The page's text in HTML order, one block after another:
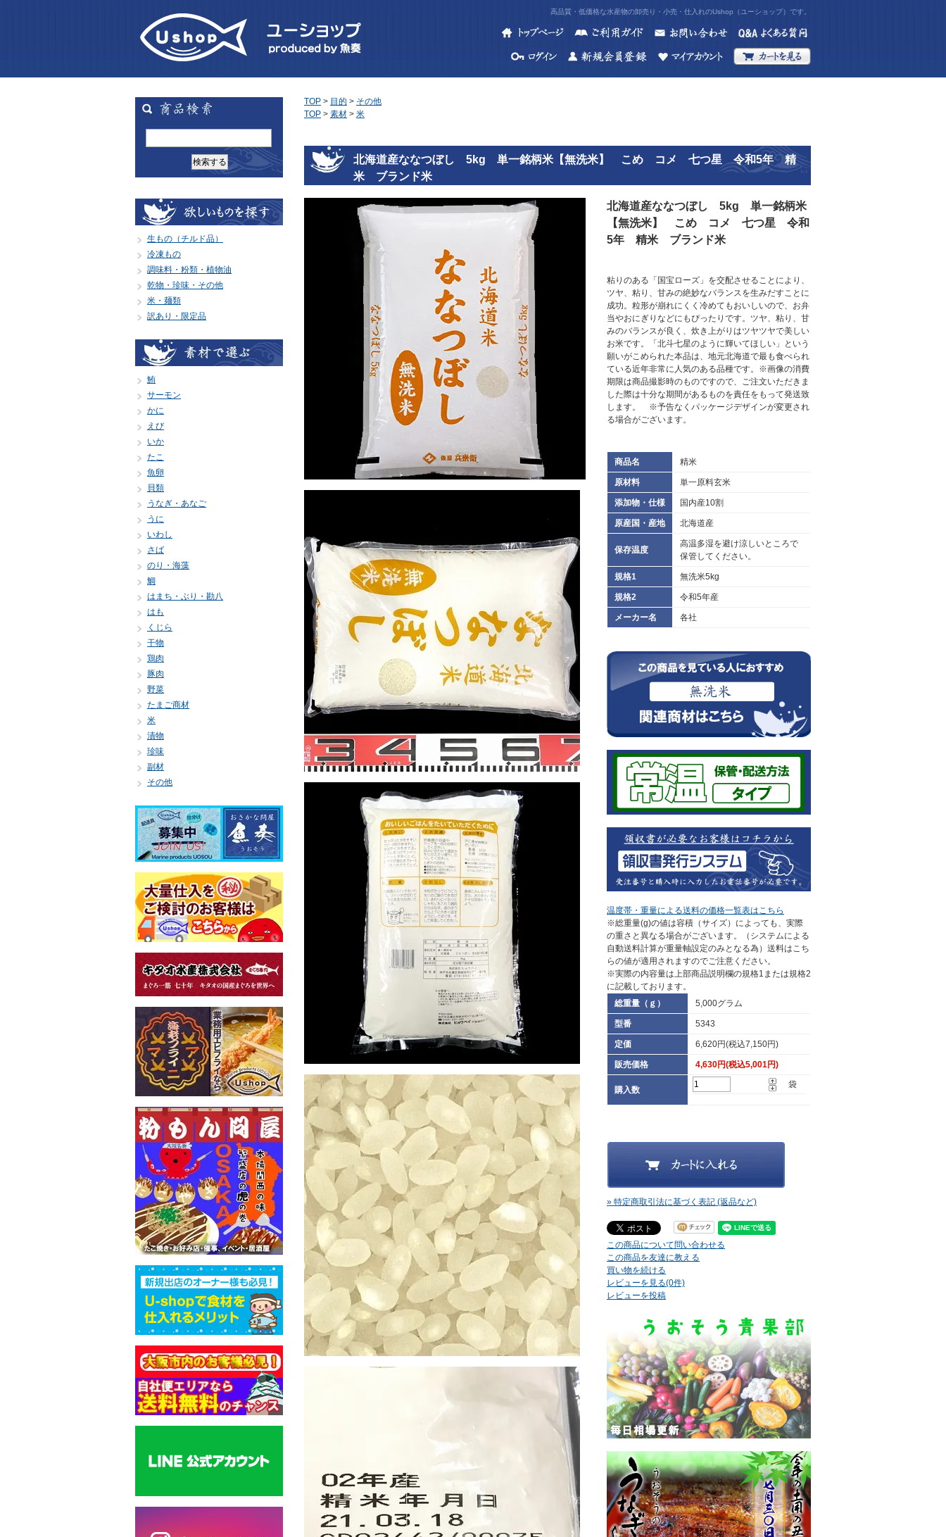
高品質・低価格な水産物の卸売り・小売・仕入れのUshop（ユーショップ）です。
生もの（チルド品）
冷凍もの
調味料・粉類・植物油
乾物・珍味・その他
米・麺類
訳あり・限定品
鮪
サーモン
かに
えび
いか
たこ
魚卵
貝類
うなぎ・あなご
うに
いわし
さば
のり・海藻
鯛
はまち・ぶり・勘八
はも
くじら
干物
鶏肉
豚肉
野菜
たまご商材
米
漬物
珍味
副材
その他
TOP > 目的 > その他
TOP > 素材 > 米
北海道産ななつぼし 5kg 単一銘柄米【無洗米】 こめ コメ 七つ星 令和5年 精
米 ブランド米
北海道産ななつぼし 5kg 単一銘柄米
【無洗米】 こめ コメ 七つ星 令和
5年 精米 ブランド米
粘りのある「国宝ローズ」を交配させることにより、
ツヤ、粘り、甘みの絶妙なバランスを生みだすことに
成功。粒形が崩れにくく冷めてもおいしいので、お弁
当やおにぎりなどにもぴったりです。ツヤ、粘り、甘
みのバランスが良く、炊き上がりはツヤツヤで美しい
お米です。「北斗七星のように輝いてほしい」という
願いがこめられた本品は、地元北海道で最も食べられ
ている近年非常に人気のある品種です。※画像の消費
期限は商品撮影時のものですので、ご注文いただきま
した際は十分な期間があるものを責任をもって発送致
します。 ※予告なくパッケージデザインが変更され
る場合がございます。
商品名 精米
原材料 単一原料玄米
添加物・仕様 国内産10割
原産国・産地 北海道産
保存温度
高温多湿を避け涼しいところで
保管してください。
規格1 無洗米5kg
規格2 令和5年産
メーカー名 各社
温度帯・重量による送料の価格一覧表はこちら
※総重量(g)の値は容積（サイズ）によっても、実際
の重さと異なる場合がございます。（システムによる
自動送料計算が重量軸設定のみとなる為）送料はこち
らの値が適用されますのでご注意ください。
※実際の内容量は上部商品説明欄の規格1または規格2
に記載しております。
総重量（ｇ）
5,000グラム
型番 5343
定価 6,620円(税込7,150円)
販売価格 4,630円(税込5,001円)
購入数
袋
» 特定商取引法に基づく表記 (返品など)
この商品について問い合わせる
この商品を友達に教える
買い物を続ける
レビューを見る(0件)
レビューを投稿